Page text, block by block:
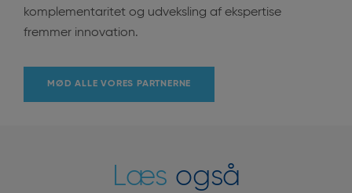
komplementaritet og udveksling af ekspertise
fremmer innovation.
MØD ALLE VORES PARTNERNE
Læs også